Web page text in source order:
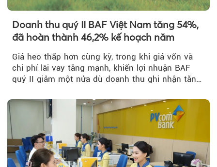
Doanh thu quý II BAF Việt Nam tăng 54%,
đã hoàn thành 46,2% kế hoạch năm
Giá heo thấp hơn cùng kỳ, trong khi giá vốn và
chi phí lãi vay tăng mạnh, khiến lợi nhuận BAF
quý II giảm một nửa dù doanh thu ghi nhận tăng